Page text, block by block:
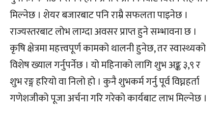
मिल्नेछ । शेयर बजारबाट पनि राम्रै सफलता पाइनेछ ।
राज्यस्तरबाट लोभ लाग्दा अवसर प्राप्त हुने सम्भावना छ ।
कृषि क्षेत्रमा महत्त्वपूर्ण कामको थालनी हुनेछ, तर स्वास्थ्यको
विशेष ख्याल गर्नुपर्नेछ । यो महिनाको लागि शुभ अङ्क ३,९ र
शुभ रङ्ग हरियो वा निलो हो । कुनै शुभकर्म गर्नु पूर्व विघ्नहर्ता
गणेशजीको पूजा अर्चना गरि गरेको कार्यबाट लाभ मिल्नेछ ।